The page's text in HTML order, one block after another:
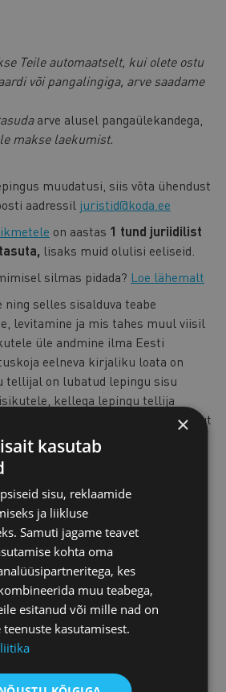
Teile automaatselt, kui olete ostu
või pangalingiga, arve saadame
arve alusel pangaülekandega,
makse laekumist.
muudatusi, siis võta ühendust
aadressil juristid@koda.ee
on aastas 1 tund juriidilist
lisaks muid olulisi eeliseid.
silmas pidada? Loe lähemalt
selles sisalduva teabe
levitamine ja mis tahes muul viisil
üle andmine ilma Eesti
eelneva kirjaliku loata on
tellijal on lubatud lepingu sisu
kellega lepingu tellija
aluseks võttes soovib lepingut
inglise keeles
×
kasutab
sisu, reklaamide
ja liikluse
Samuti jagame teavet
kohta oma
kes
muu teabega,
esitanud või mille nad on
kasutamisest.